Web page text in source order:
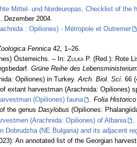
Mittel- und Nordeuropas, Checklist of the
Dezember 2004.
: Opiliones) - Métropole et Outremer
Fennica42, 1–26.
Österreichs. – In: ZulkaP. (Red.): Rote
Grüne Reihe des
Opiliones) in Turkey. Arch. Biol. Sci. 66
extant harvestman (Arachnida: Opiliones)
(Opiliones) fauna . Folia
the genus Dasylobus (Opiliones:
(Arachnida: Opiliones) of Albania
Dobrudzha (NE Bulgaria) and its adjacent
An annotated list of the Georgian